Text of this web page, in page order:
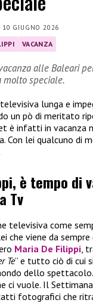
10 GIUGNO 2026
VACANZA
alle Baleari
molto speciale.
lunga e
un pò di meritato
è infatti in vacanza
Con lei qualcuno di
è tempo di
Tv
televisiva come
che viene da
Maria De Filippi ,
Te” e tutto ciò di cui
dello spettacolo.
ci vuole. Il
fotografici che